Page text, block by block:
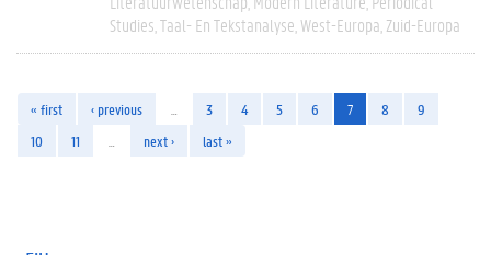
Studies Taal- En Tekstanalyse West-Europa Zuid-Europa
« first ‹ previous 3 4 5 6 7 8
9
10
11 next › last »